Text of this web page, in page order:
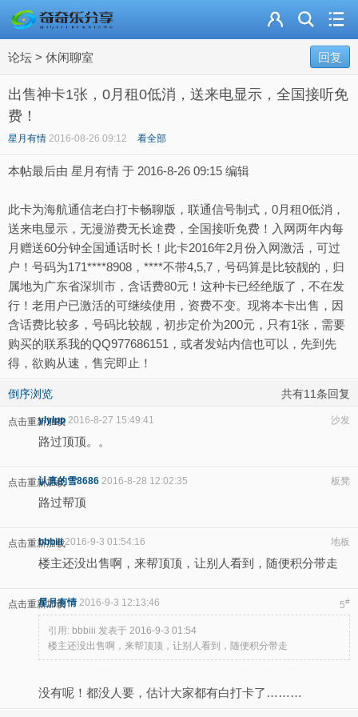
论坛 > 休闲聊室 回复
出售神卡1张，0月租0低消，送来电显示，全国接听免
费！
星月有情 2016-08-26 09:12 看全部
本帖最后由 星月有情 于 2016-8-26 09:15 编辑
此卡为海航通信老白打卡畅聊版，联通信号制式，0月租0低消，
送来电显示，无漫游费无长途费，全国接听免费！入网两年内每
月赠送60分钟全国通话时长！此卡2016年2月份入网激活，可过
户！号码为171****8908，****不带4,5,7，号码算是比较靓的，归
属地为广东省深圳市，含话费80元！这种卡已经绝版了，不在发
行！老用户已激活的可继续使用，资费不变。现将本卡出售，因
含话费比较多，号码比较靓，初步定价为200元，只有1张，需要
购买的联系我的QQ977686151，或者发站内信也可以，先到先
得，欲购从速，售完即止！
倒序浏览 共有11条回复
点击重新加载 沙发
ylylpp 2016-8-27 15:49:41
路过顶顶。。
点击重新加载 板凳
认真的雪8686 2016-8-28 12:02:35
路过帮顶
点击重新加载 地板
bbbiii2016-9-3 01:54:16
楼主还没出售啊，来帮顶顶，让别人看到，随便积分带走
点击重新加载 5#
星月有情2016-9-3 12:13:46
引用: bbbiii 发表于 2016-9-3 01:54
楼主还没出售啊，来帮顶顶，让别人看到，随便积分带走
没有呢！都没人要，估计大家都有白打卡了………
资源合集
站内导读
加入频道